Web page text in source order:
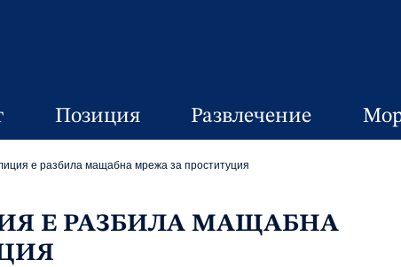
Позиция Развлечение
е разбила мащабна мрежа за проституция
Е РАЗБИЛА МАЩАБНА